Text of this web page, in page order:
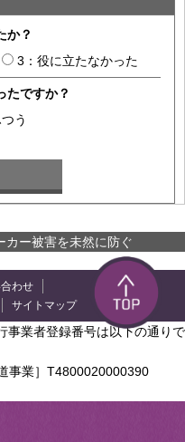
か？
3：役に立たなかった
たですか？
う
カー被害を未然に防ぐ
わせ
サイトマップ
事業者登録番号は以下の通りで
事業］T4800020000390